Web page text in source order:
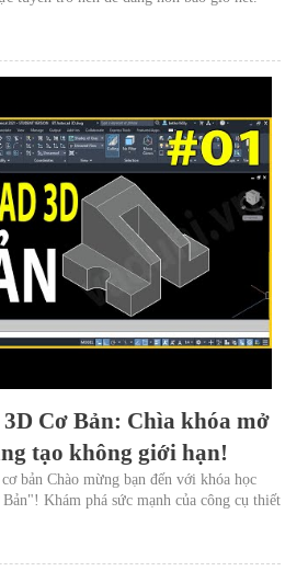
Cơ Bản: Chìa khóa mở
tạo không giới hạn!
bản Chào mừng bạn đến với khóa học
Khám phá sức mạnh của công cụ thiết